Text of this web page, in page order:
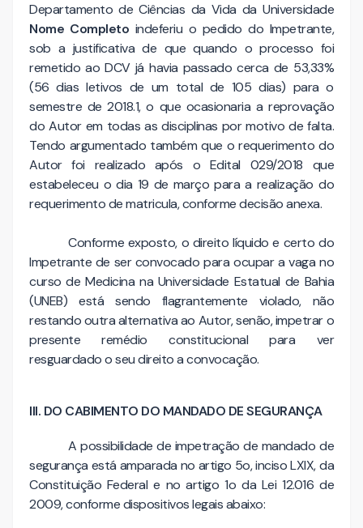
Departamento de Ciências da Vida da Universidade
Nome Completo indeferiu o pedido do Impetrante,
sob a justificativa de que quando o processo foi
remetido ao DCV já havia passado cerca de 53,33%
(56 dias letivos de um total de 105 dias) para o
semestre de 2018.1, o que ocasionaria a reprovação
do Autor em todas as disciplinas por motivo de falta.
Tendo argumentado também que o requerimento do
Autor foi realizado após o Edital 029/2018 que
estabeleceu o dia 19 de março para a realização do
requerimento de matricula, conforme decisão anexa.
Conforme exposto, o direito líquido e certo do
Impetrante de ser convocado para ocupar a vaga no
curso de Medicina na Universidade Estatual de Bahia
(UNEB) está sendo flagrantemente violado, não
restando outra alternativa ao Autor, senão, impetrar o
presente remédio constitucional para ver
resguardado o seu direito a convocação.
III. DO CABIMENTO DO MANDADO DE SEGURANÇA
A possibilidade de impetração de mandado de
segurança está amparada no artigo 5o, inciso LXIX, da
Constituição Federal e no artigo 1o da Lei 12.016 de
2009, conforme dispositivos legais abaixo: